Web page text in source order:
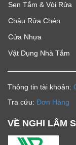
Sen Tắm & Vòi Rửa
Chậu Rửa Chén
Cửa Nhựa
Vật Dụng Nhà Tắm
Thông tin tài khoản:
Tra cứu: Đơn Hàng
VỀ NGHI LÂM